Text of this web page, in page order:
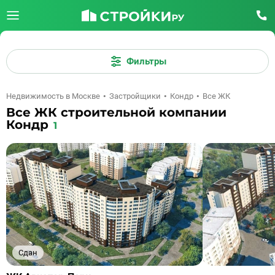
Фильтры
Недвижимость в Москве Застройщики Кондр Все ЖК
Все ЖК строительной компании
Кондр 1
Сдан